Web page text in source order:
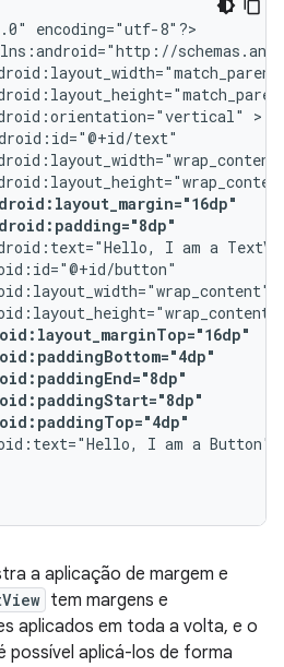
I am a
I am a Button"
a aplicação de margem e
tem margens e
aplicados em toda a volta, e o
possível aplicá-los de forma